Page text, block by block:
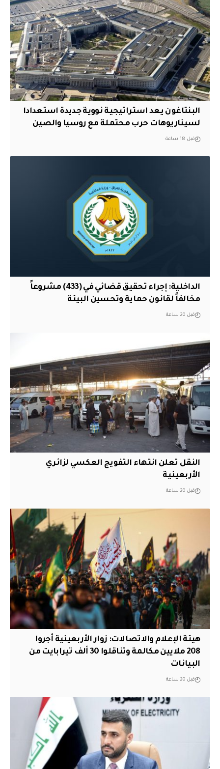
البنتاغون يعد استراتيجية نووية جديدة استعدادا
لسيناريوهات حرب محتملة مع روسيا والصين
قبل 18 ساعة
الداخلية: إجراء تحقيق قضائي في (433) مشروعاً
مخالفاً لقانون حماية وتحسين البيئة
قبل 20 ساعة
النقل تعلن انتهاء التفويج العكسي لزائري
الأربعينية
قبل 20 ساعة
هيئة الإعلام والاتصالات: زوار الأربعينية أجروا
208 ملايين مكالمة وتناقلوا 30 ألف تيرابايت من
البيانات
قبل 20 ساعة